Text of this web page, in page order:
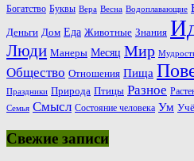
Богатство Буквы Вера Весна Водоплавающие
Деньги Дом Еда Животные Знания
Люди Манеры Месяц Мир
Общество Отношения Пища
Праздники Природа Птицы Разное
Семья Смысл Состояние человека Ум
Свежие записи